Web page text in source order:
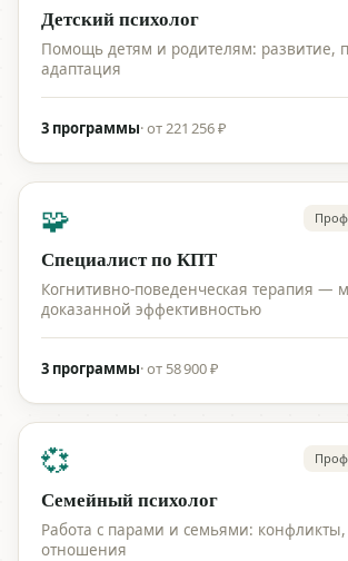
Детский психолог
Помощь детям и родителям: развитие,
адаптация
3 программы·от 221 256 ₽
🧩
Специалист по КПТ
Когнитивно-поведенческая терапия —
доказанной эффективностью
3 программы·от 58 900 ₽
💞
Семейный психолог
Работа с парами и семьями:
отношения